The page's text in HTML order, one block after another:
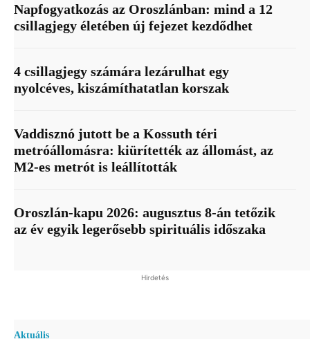
Napfogyatkozás az Oroszlánban: mind a 12
csillagjegy életében új fejezet kezdődhet
4 csillagjegy számára lezárulhat egy
nyolcéves, kiszámíthatatlan korszak
Vaddisznó jutott be a Kossuth téri
metróállomásra: kiürítették az állomást, az
M2-es metrót is leállították
Oroszlán-kapu 2026: augusztus 8-án tetőzik
az év egyik legerősebb spirituális időszaka
Hirdetés
Aktuális